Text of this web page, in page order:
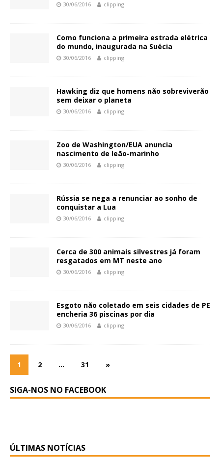
30/06/2016 clipping
Como funciona a primeira estrada elétrica
do mundo, inaugurada na Suécia
30/06/2016 clipping
Hawking diz que homens não sobreviverão
sem deixar o planeta
30/06/2016 clipping
Zoo de Washington/EUA anuncia
nascimento de leão-marinho
30/06/2016 clipping
Rússia se nega a renunciar ao sonho de
conquistar a Lua
30/06/2016 clipping
Cerca de 300 animais silvestres já foram
resgatados em MT neste ano
30/06/2016 clipping
Esgoto não coletado em seis cidades de PE
encheria 36 piscinas por dia
30/06/2016 clipping
1 2 … 31 »
SIGA-NOS NO FACEBOOK
ÚLTIMAS NOTÍCIAS